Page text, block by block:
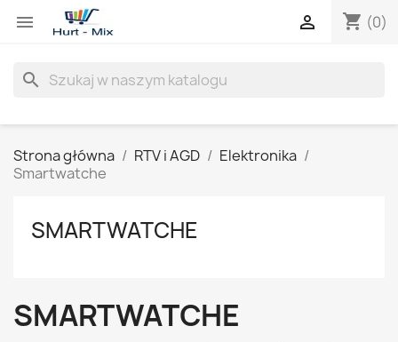
 shopping_cart (0)

search
Strona główna RTV i AGD
Elektronika
Smartwatche
SMARTWATCHE
SMARTWATCHE